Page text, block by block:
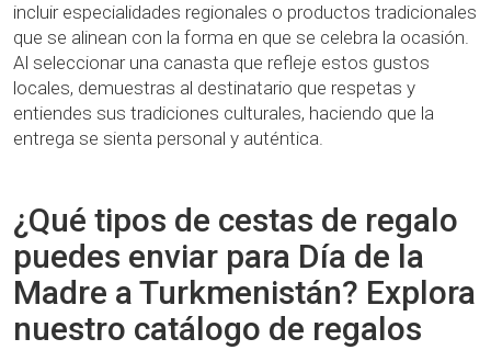
incluir especialidades regionales o productos tradicionales
que se alinean con la forma en que se celebra la ocasión.
Al seleccionar una canasta que refleje estos gustos
locales, demuestras al destinatario que respetas y
entiendes sus tradiciones culturales, haciendo que la
entrega se sienta personal y auténtica.
¿Qué tipos de cestas de regalo
puedes enviar para Día de la
Madre a Turkmenistán? Explora
nuestro catálogo de regalos